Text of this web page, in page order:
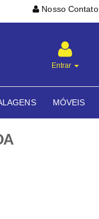
Nosso Contato
Entrar
MÓVEIS